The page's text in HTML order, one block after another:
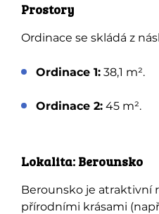
Prostory
Ordinace se skládá z
Ordinace 1: 38,1 m².
Ordinace 2: 45 m².
Lokalita: Berounsko
Berounsko je atraktivní
přírodními krásami